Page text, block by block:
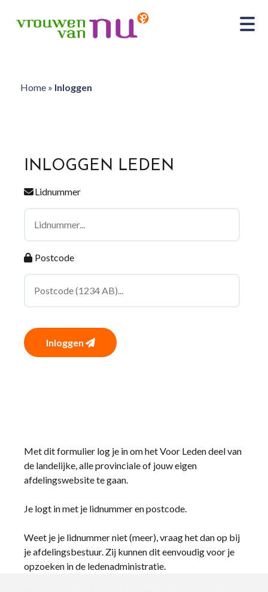
Home» Inloggen
INLOGGEN LEDEN
Lidnummer
Postcode
Inloggen
Met dit formulier log je in om het Voor Leden deel van
de landelijke, alle provinciale of jouw eigen
afdelingswebsite te gaan.
Je logt in met je lidnummer en postcode.
Weet je je lidnummer niet (meer), vraag het dan op bij
je afdelingsbestuur. Zij kunnen dit eenvoudig voor je
opzoeken in de ledenadministratie.